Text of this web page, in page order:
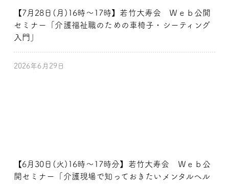
【7月28日(月)16時～17時】若竹大寿会 Ｗｅｂ公開
セミナー「介護福祉職のための車椅子・シーティング
入門」
2026年6月29日
【6月30日(火)16時～17時分】若竹大寿会 Ｗｅｂ公
開セミナー「介護現場で知っておきたいメンタルヘル